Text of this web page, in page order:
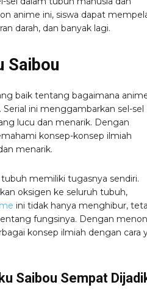
anime ini, siswa dapat
darah, dan banyak lagi.
Saibou
baik tentang bagaimana
ini menggambarkan sel-sel
lucu dan menarik. Dengan
konsep-konsep ilmiah
menarik.
memiliki tugasnya sendiri.
oksigen ke seluruh tubuh,
ini tidak hanya menghibur,
fungsinya. Dengan
konsep ilmiah dengan cara
Saibou Sempat